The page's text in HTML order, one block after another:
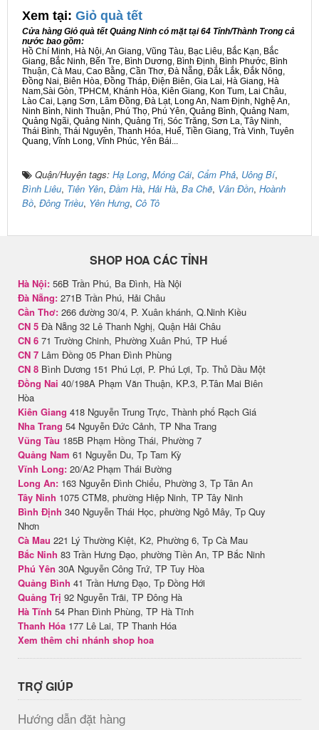
Xem tại: Giỏ quà tết
Cửa hàng Giỏ quà tết Quảng Ninh có mặt tại 64 Tỉnh/Thành Trong cả
nước bao gồm:
Hồ Chí Minh, Hà Nội, An Giang, Vũng Tàu, Bạc Liêu, Bắc Kạn, Bắc
Giang, Bắc Ninh, Bến Tre, Bình Dương, Bình Định, Bình Phước, Bình
Thuận, Cà Mau, Cao Bằng, Cần Thơ, Đà Nẵng, Đắk Lắk, Đắk Nông,
Đồng Nai, Biên Hòa, Đồng Tháp, Điện Biên, Gia Lai, Hà Giang, Hà
Nam,Sài Gòn, TPHCM, Khánh Hòa, Kiên Giang, Kon Tum, Lai Châu,
Lào Cai, Lạng Sơn, Lâm Đồng, Đà Lạt, Long An, Nam Định, Nghệ An,
Ninh Bình, Ninh Thuận, Phú Thọ, Phú Yên, Quảng Bình, Quảng Nam,
Quảng Ngãi, Quảng Ninh, Quảng Trị, Sóc Trăng, Sơn La, Tây Ninh,
Thái Bình, Thái Nguyên, Thanh Hóa, Huế, Tiền Giang, Trà Vinh, Tuyên
Quang, Vĩnh Long, Vĩnh Phúc, Yên Bái...
Quận/Huyện tags: Hạ Long, Móng Cái, Cẩm Phả, Uông Bí,
Bình Liêu, Tiên Yên, Đầm Hà, Hải Hà, Ba Chẽ, Vân Đồn, Hoành
Bồ, Đông Triều, Yên Hưng, Cô Tô
SHOP HOA CÁC TỈNH
Hà Nội: 56B Trần Phú, Ba Đình, Hà Nội
Đà Nẵng: 271B Trần Phú, Hải Châu
Cần Thơ: 266 đường 30/4, P. Xuân khánh, Q.Ninh Kiều
CN 5 Đà Nẵng 32 Lê Thanh Nghị, Quận Hải Châu
CN 6 71 Trường Chinh, Phường Xuân Phú, TP Huế
CN 7 Lâm Đồng 05 Phan Đình Phùng
CN 8 Bình Dương 151 Phú Lợi, P. Phú Lợi, Tp. Thủ Dầu Một
Đồng Nai 40/198A Phạm Văn Thuận, KP.3, P.Tân Mai Biên
Hòa
Kiên Giang 418 Nguyễn Trung Trực, Thành phố Rạch Giá
Nha Trang 54 Nguyễn Đức Cảnh, TP Nha Trang
Vũng Tàu 185B Phạm Hồng Thái, Phường 7
Quảng Nam 61 Nguyễn Du, Tp Tam Kỳ
Vĩnh Long: 20/A2 Phạm Thái Bường
Long An: 163 Nguyễn Đình Chiểu, Phường 3, Tp Tân An
Tây Ninh 1075 CTM8, phường Hiệp Ninh, TP Tây Ninh
Bình Định 340 Nguyễn Thái Học, phường Ngô Mây, Tp Quy
Nhơn
Cà Mau 221 Lý Thường Kiệt, K2, Phường 6, Tp Cà Mau
Bắc Ninh 83 Trần Hưng Đạo, phường Tiền An, TP Bắc Ninh
Phú Yên 30A Nguyễn Công Trứ, TP Tuy Hòa
Quảng Bình 41 Trần Hưng Đạo, Tp Đồng Hới
Quảng Trị 92 Nguyễn Trãi, TP Đông Hà
Hà Tĩnh 54 Phan Đình Phùng, TP Hà Tĩnh
Thanh Hóa 177 Lê Lai, TP Thanh Hóa
Xem thêm chi nhánh shop hoa
TRỢ GIÚP
Hướng dẫn đặt hàng